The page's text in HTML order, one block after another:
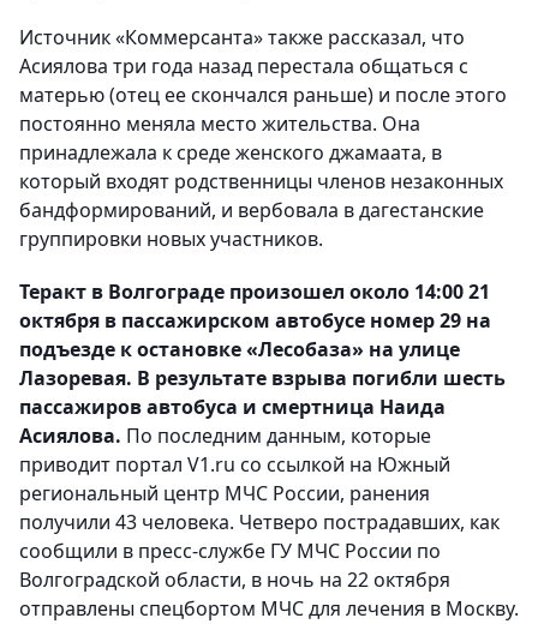
Источник «Коммерсанта» также рассказал, что
Асиялова три года назад перестала общаться с
матерью (отец ее скончался раньше) и после этого
постоянно меняла место жительства. Она
принадлежала к среде женского джамаата, в
который входят родственницы членов незаконных
бандформирований, и вербовала в дагестанские
группировки новых участников.
Теракт в Волгограде произошел около 14:00 21
октября в пассажирском автобусе номер 29 на
подъезде к остановке «Лесобаза» на улице
Лазоревая. В результате взрыва погибли шесть
пассажиров автобуса и смертница Наида
Асиялова. По последним данным, которые
приводит портал V1.ru со ссылкой на Южный
региональный центр МЧС России, ранения
получили 43 человека. Четверо пострадавших, как
сообщили в пресс-службе ГУ МЧС России по
Волгоградской области, в ночь на 22 октября
отправлены спецбортом МЧС для лечения в Москву.